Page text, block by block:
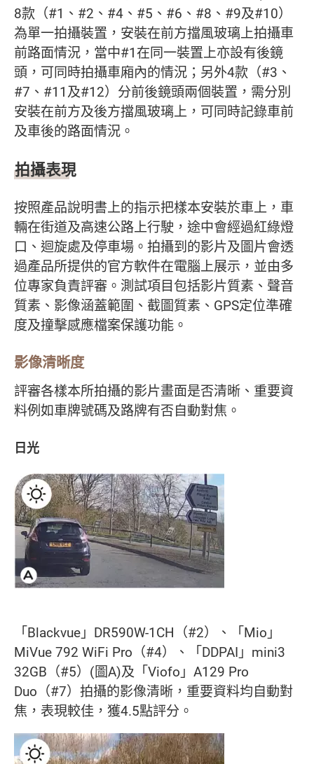
8款（#1、#2、#4、#5、#6、#8、#9及#10）
為單一拍攝裝置，安裝在前方擋風玻璃上拍攝車
前路面情況，當中#1在同一裝置上亦設有後鏡
頭，可同時拍攝車廂內的情況；另外4款（#3、
#7、#11及#12）分前後鏡頭兩個裝置，需分別
安裝在前方及後方擋風玻璃上，可同時記錄車前
及車後的路面情況。
拍攝表現
按照產品說明書上的指示把樣本安裝於車上，車
輛在街道及高速公路上行駛，途中會經過紅綠燈
口、迴旋處及停車場。拍攝到的影片及圖片會透
過產品所提供的官方軟件在電腦上展示，並由多
位專家負責評審。測試項目包括影片質素、聲音
質素、影像涵蓋範圍、截圖質素、GPS定位準確
度及撞擊感應檔案保護功能。
影像清晰度
評審各樣本所拍攝的影片畫面是否清晰、重要資
料例如車牌號碼及路牌有否自動對焦。
日光
「Blackvue」DR590W-1CH（#2）、「Mio」
MiVue 792 WiFi Pro（#4）、「DDPAI」mini3
32GB（#5）(圖A)及「Viofo」A129 Pro
Duo（#7）拍攝的影像清晰，重要資料均自動對
焦，表現較佳，獲4.5點評分。